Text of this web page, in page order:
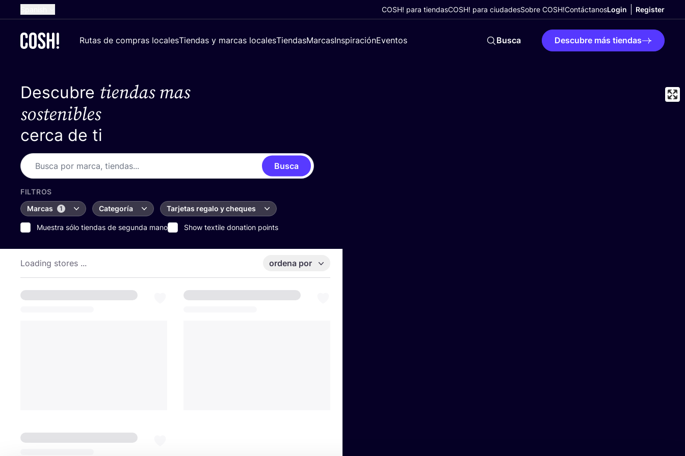
Dutch
German
COSH! para tiendasCOSH! para ciudadesSobre COSH!ContáctanosLogin Register
Rutas de compras localesTiendas y marcas localesTiendasMarcasInspiraciónEventos Busca Descubre más tiendas
Descubre tiendas mas
sostenibles
cerca de ti
Busca
FILTROS
Marcas
1 Categoría Tarjetas regalo y cheques
Muestra sólo tiendas de segunda mano Show textile donation points
Loading stores ... ordena por